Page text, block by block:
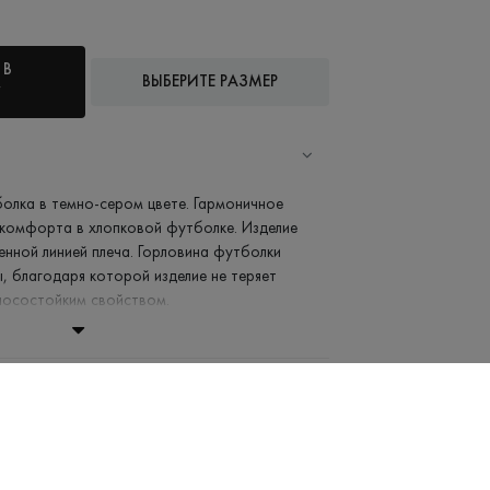
ВЫБЕРИТЕ РАЗМЕР
в темно-сером цвете. Гармоничное
в хлопковой футболке. Изделие
линией плеча. Горловина футболки
благодаря которой изделие не теряет
свойством.
воде (до 40°С)